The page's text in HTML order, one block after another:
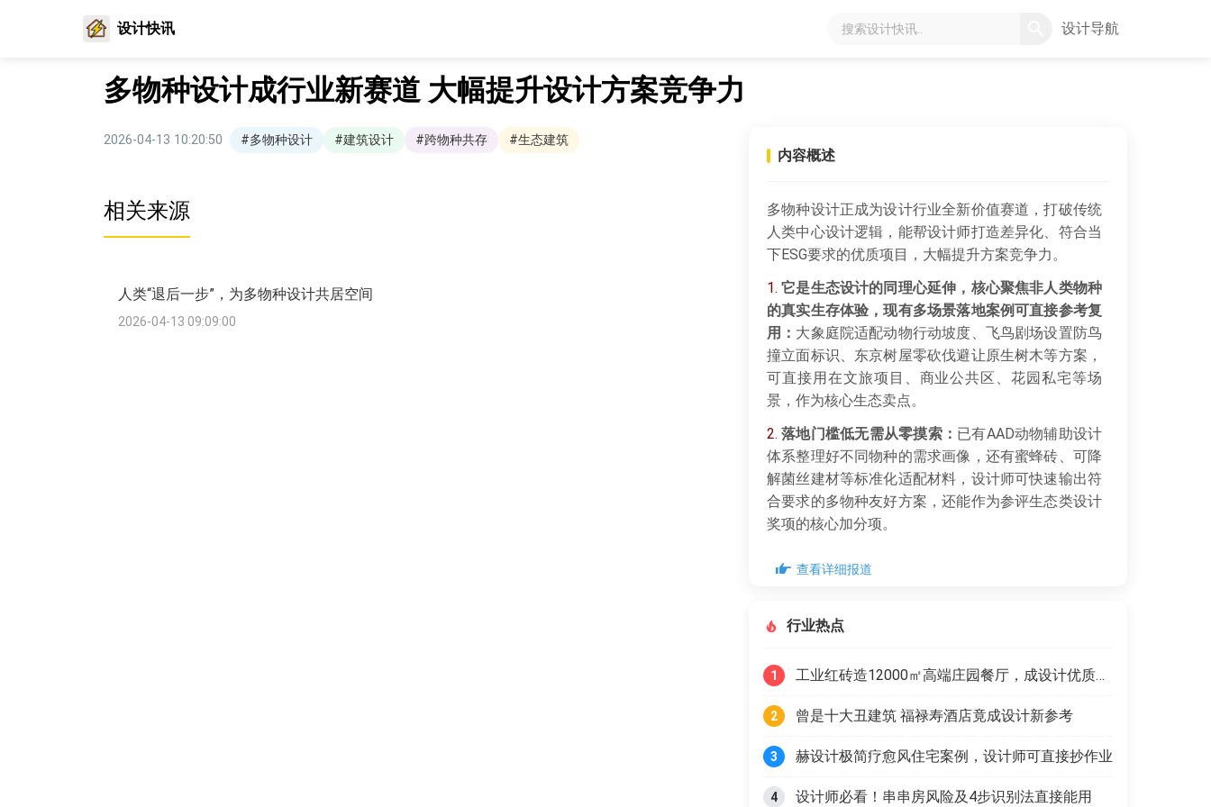
设计快讯 设计导航
多物种设计成行业新赛道 大幅提升设计方案竞争力
2026-04-13 10:20:50 #多物种设计 #建筑设计 #跨物种共存 #生态建筑
相关来源
人类“退后一步”，为多物种设计共居空间
2026-04-13 09:09:00
内容概述
多物种设计正成为设计行业全新价值赛道，打破传统
人类中心设计逻辑，能帮设计师打造差异化、符合当
下ESG要求的优质项目，大幅提升方案竞争力。
1. 它是生态设计的同理心延伸，核心聚焦非人类物种
的真实生存体验，现有多场景落地案例可直接参考复
用： 大象庭院适配动物行动坡度、飞鸟剧场设置防鸟
撞立面标识、东京树屋零砍伐避让原生树木等方案，
可直接用在文旅项目、商业公共区、花园私宅等场
景，作为核心生态卖点。
2. 落地门槛低无需从零摸索： 已有AAD动物辅助设计
体系整理好不同物种的需求画像，还有蜜蜂砖、可降
解菌丝建材等标准化适配材料，设计师可快速输出符
合要求的多物种友好方案，还能作为参评生态类设计
奖项的核心加分项。
查看详细报道
行业热点
1 工业红砖造12000㎡高端庄园餐厅，成设计优质范本
2 曾是十大丑建筑 福禄寿酒店竟成设计新参考
3 赫设计极简疗愈风住宅案例，设计师可直接抄作业
4 设计师必看！串串房风险及4步识别法直接能用